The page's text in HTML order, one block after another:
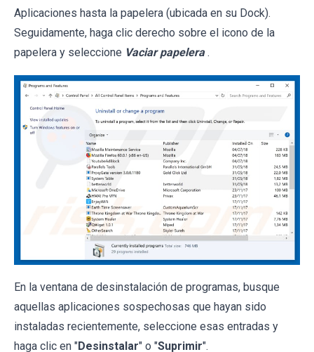
Aplicaciones hasta la papelera (ubicada en su Dock).
Seguidamente, haga clic derecho sobre el icono de la
papelera y seleccione Vaciar papelera .
En la ventana de desinstalación de programas, busque
aquellas aplicaciones sospechosas que hayan sido
instaladas recientemente, seleccione esas entradas y
haga clic en "Desinstalar" o "Suprimir".